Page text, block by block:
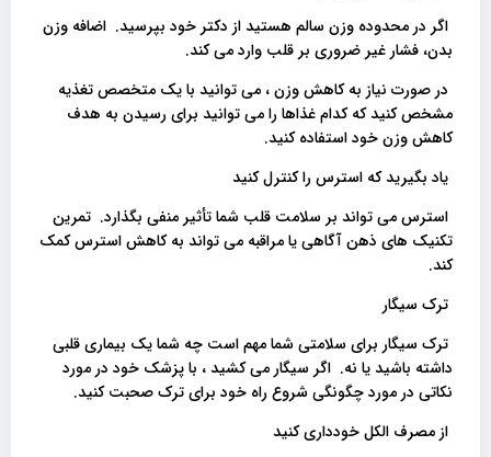
اگر در محدوده وزن سالم هستید از دکتر خود بپرسید. اضافه وزن
بدن، فشار غیر ضروری بر قلب وارد می کند.
در صورت نیاز به کاهش وزن ، می توانید با یک متخصص تغذیه
مشخص کنید که کدام غذاها را می توانید برای رسیدن به هدف
کاهش وزن خود استفاده کنید.
یاد بگیرید که استرس را کنترل کنید
استرس می تواند بر سلامت قلب شما تأثیر منفی بگذارد. تمرین
تکنیک های ذهن آگاهی یا مراقبه می تواند به کاهش استرس کمک
کند.
ترک سیگار
ترک سیگار برای سلامتی شما مهم است چه شما یک بیماری قلبی
داشته باشید یا نه. اگر سیگار می کشید ، با پزشک خود در مورد
نکاتی در مورد چگونگی شروع راه خود برای ترک صحبت کنید.
از مصرف الکل خودداری کنید